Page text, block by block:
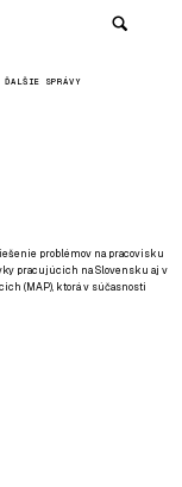
ĎALŠIE SPRÁVY
problémov na pracovisku
pracujúcich na Slovensku aj v
(MAP), ktorá v súčasnosti